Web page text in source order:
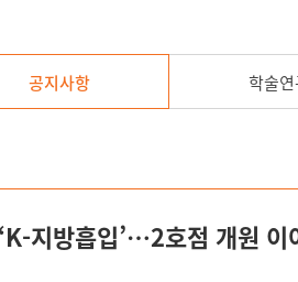
공지사항 학술연
지방흡입’…2호점 개원 이